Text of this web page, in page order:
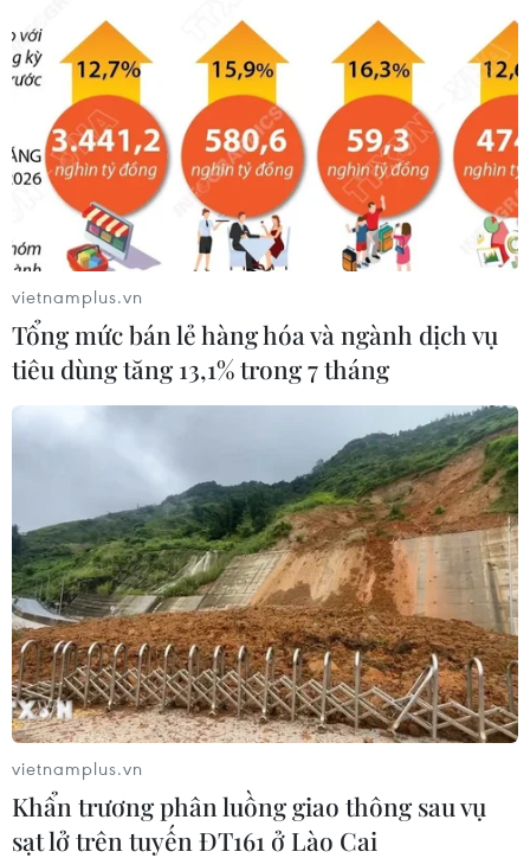
Công ty Nhật sắp tung ra thị trường thìa
và bát làm thức ăn ngon hơn
22/09/2022 09:57
dùng nhà bếp thông minh sẽ dựa vào điện để làm cho
thức ăn trở nên mặn và ngon hơn mà không cần dùng
bất kỳ loại muối nào.
vietnamplus.vn
Tổng mức bán lẻ hàng hóa và ngành dịch vụ
tiêu dùng tăng 13,1% trong 7 tháng
vietnamplus.vn
Khẩn trương phân luồng giao thông sau vụ
sạt lở trên tuyến ĐT161 ở Lào Cai